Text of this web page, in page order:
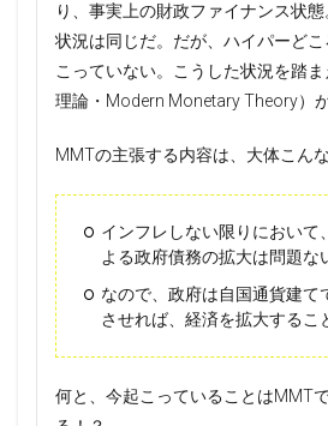
り、事実上の財政ファイナンス状
状況は同じだ。だが、ハイパーど
こっていない。こうした状況を踏
理論・Modern Monetary Theory）
MMTの主張する内容は、大体こんな
インフレしない限りにおいて
よる政府債務の拡大は問題な
なので、政府は自国通貨建て
させれば、経済を拡大するこ
何と、今起こっていることはMMT